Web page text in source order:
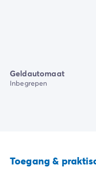
Geldautomaat
Inbegrepen
Toegang &